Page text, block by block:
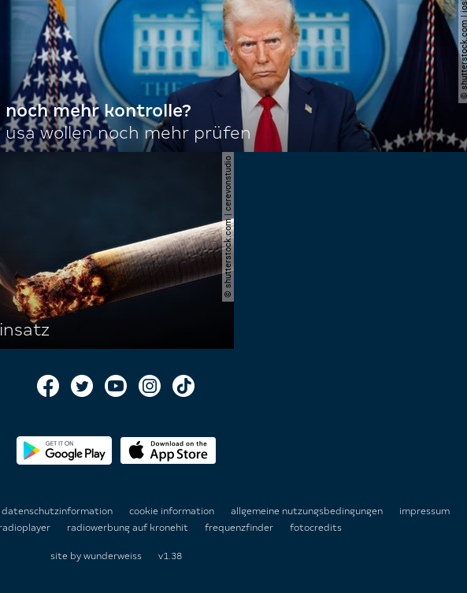
©
noch mehr kontrolle?
usa wollen noch mehr prüfen
© shutterstock.com | cerevonstudio
datenschutzinformation cookie information allgemeine nutzungsbedingungen
impressum
radioplayer radiowerbung auf kronehit frequenzfinder fotocredits
site by wunderweiss v1.38